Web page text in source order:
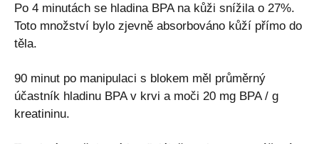
Po 4 minutách se hladina BPA na kůži snížila o 27%.
Toto množství bylo zjevně absorbováno kůží přímo do
těla.
90 minut po manipulaci s blokem měl průměrný
účastník hladinu BPA v krvi a moči 20 mg BPA / g
kreatininu.